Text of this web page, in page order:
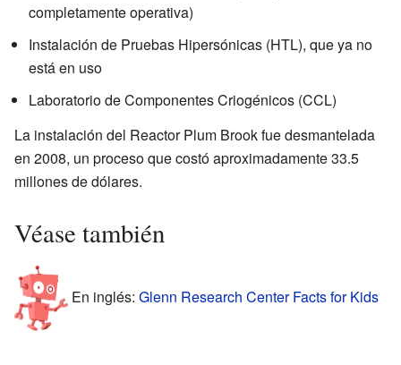
completamente operativa)
Instalación de Pruebas Hipersónicas (HTL), que ya no
está en uso
Laboratorio de Componentes Criogénicos (CCL)
La instalación del Reactor Plum Brook fue desmantelada
en 2008, un proceso que costó aproximadamente 33.5
millones de dólares.
Véase también
En inglés: Glenn Research Center Facts for Kids